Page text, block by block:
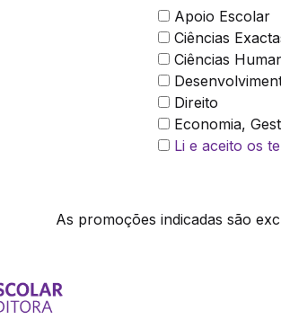
Apoio Escolar
Ciências
Ciências
Direito
Economia,
Li e aceito os
As promoções indicadas são